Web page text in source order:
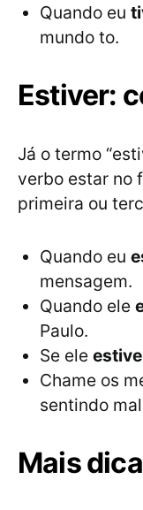
Quando eu
mundo to.
Estiver:
Já o termo
verbo estar no
primeira ou
Quando eu
mensagem.
Quando ele
Paulo.
Se ele
Chame os
sentindo
Mais